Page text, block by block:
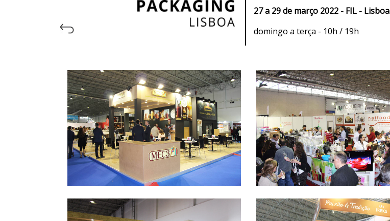
27 a 29 de março 2022 - FIL - Lisboa
domingo a terça - 10h / 19h